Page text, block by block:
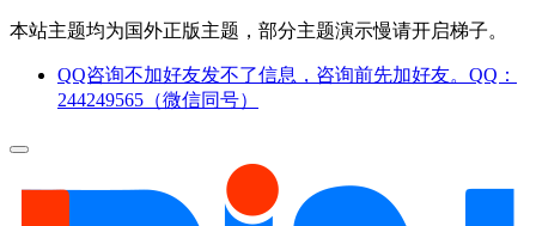
本站主题均为国外正版主题，部分主题演示慢请开启梯子。
QQ咨询不加好友发不了信息，咨询前先加好友。QQ：
244249565（微信同号）